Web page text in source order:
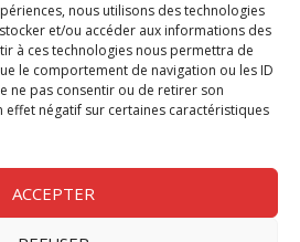
nous utilisons des technologies
et/ou accéder aux informations des
à ces technologies nous permettra de
le comportement de navigation ou les ID
ne pas consentir ou de retirer son
effet négatif sur certaines caractéristiques
ACCEPTER
Suivre